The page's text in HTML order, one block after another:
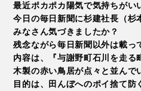
最近ポカポカ陽気で気持ちがい
今日の毎日新聞に杉建社長（杉
みなさん気づきましたか？
残念ながら毎日新聞以外は載
内容は、『与謝野町石川を走る
木製の赤い鳥居が点々と並んで
目的は、田んぼへのポイ捨て